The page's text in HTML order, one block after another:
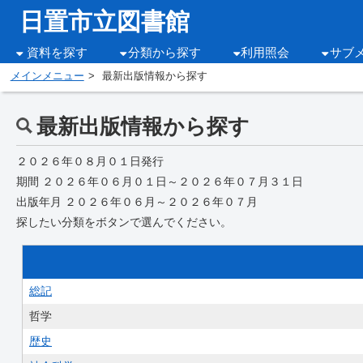
日置市立図書館
資料を探す 分類から探す 利用照会 サブ
メインメニュー 最新出版情報から探す
最新出版情報から探す
２０２６年０８月０１日発行
期間 ２０２６年０６月０１日～２０２６年０７月３１日
出版年月 ２０２６年０６月～２０２６年０７月
探したい分類をボタンで選んでください。
総記
哲学
歴史